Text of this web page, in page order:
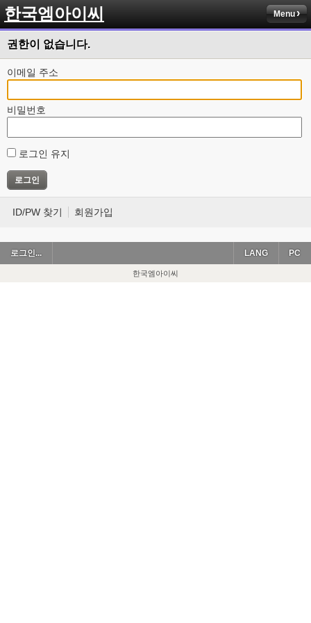
한국엠아이씨 Menu
권한이 없습니다.
이메일 주소
비밀번호
로그인 유지
ID/PW 찾기 회원가입
로그인... PC
LANG
한국엠아이씨